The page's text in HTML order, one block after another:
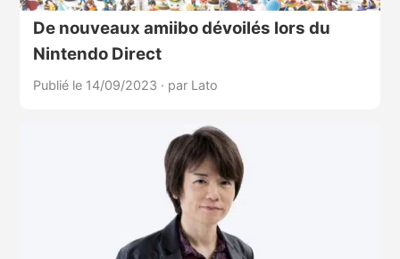
De nouveaux amiibo dévoilés lors du
Nintendo Direct
Publié le 14/09/2023 · par Lato